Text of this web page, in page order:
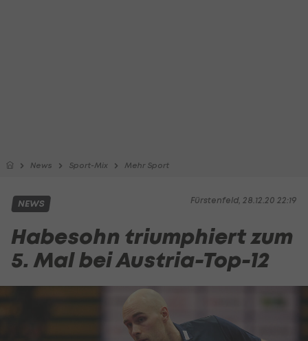
News Sport-Mix Mehr Sport
Fürstenfeld, 28.12.20 22:19
NEWS
Habesohn triumphiert zum
5. Mal bei Austria-Top-12